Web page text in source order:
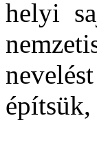
helyi